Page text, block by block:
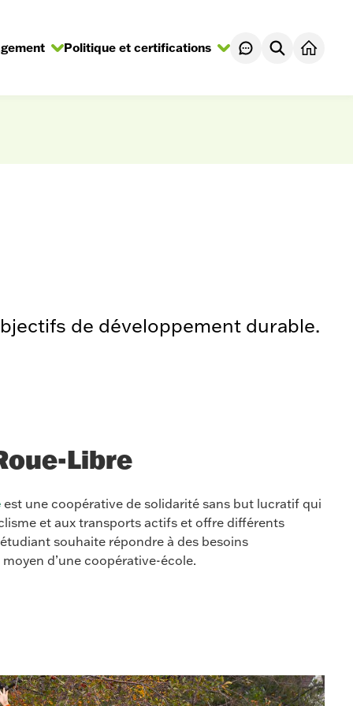
Fermer
Politique et certifications
Ouvrir/Fermer
menu
de développement durable.
Libre
est une coopérative de solidarité sans but lucratif qui
et aux transports actifs et offre différents
souhaite répondre à des besoins
d’une coopérative-école.